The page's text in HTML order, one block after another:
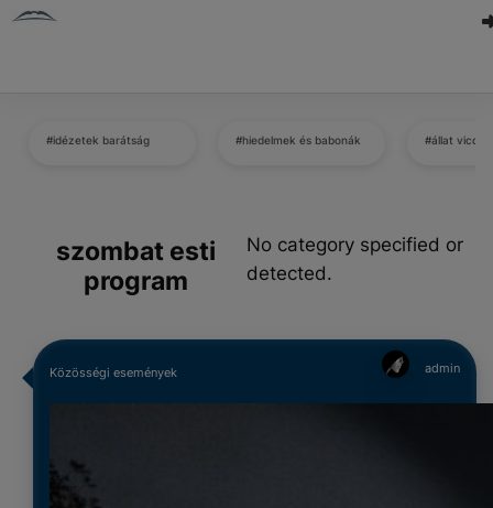
#idézetek barátság #hiedelmek és babonák #állat viccek
szombat esti
program
No category specified or
detected.
Közösségi események admin